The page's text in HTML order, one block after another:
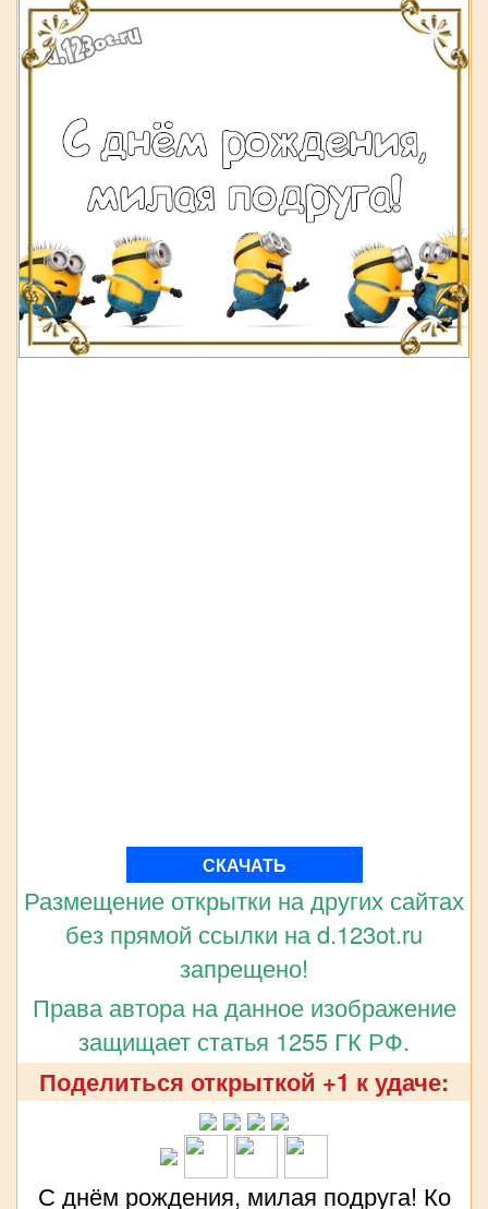
СКАЧАТЬ
Размещение открытки на других сайтах
без прямой ссылки на d.123ot.ru
запрещено!
Права автора на данное изображение
защищает статья 1255 ГК РФ.
Поделиться открыткой +1 к удаче:
С днём рождения, милая подруга! Ко